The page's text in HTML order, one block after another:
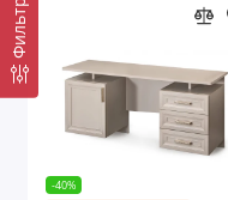
Фильтр
-40%